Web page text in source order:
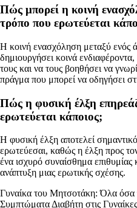
Πώς μπορεί η κοινή
τρόπο που ερωτεύεται
Η κοινή ενασχόληση μεταξύ ενός
δημιουργήσει κοινά
τους και να τους βοηθήσει να
πράγμα που μπορεί να οδηγήσει
Πώς η φυσική έλξη
ερωτεύεται κάποιος;
Η φυσική έλξη αποτελεί
ερωτεύεσαι, καθώς η έλξη προς
ένα ισχυρό συναίσθημα επιθυμίας
ανάπτυξη μιας ερωτικής σχέσης.
Γυναίκα του Μητσοτάκη: Όλα όσα
Συμπτώματα Διαβήτη στις Γυναίκες